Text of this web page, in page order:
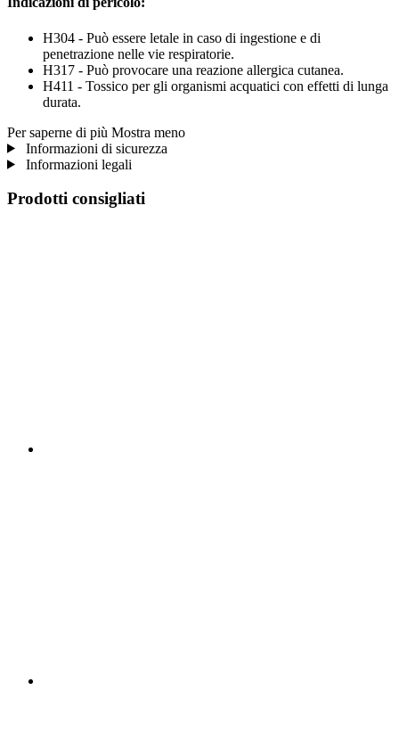
H304 - Può essere letale in caso di ingestione e di
penetrazione nelle vie respiratorie.
H317 - Può provocare una reazione allergica cutanea.
H411 - Tossico per gli organismi acquatici con effetti di lunga
durata.
Per saperne di più Mostra meno
Informazioni di sicurezza
Informazioni legali
Prodotti consigliati